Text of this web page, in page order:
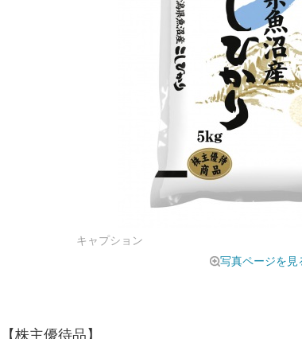
キャプション
写真ページを見
【株主優待品】